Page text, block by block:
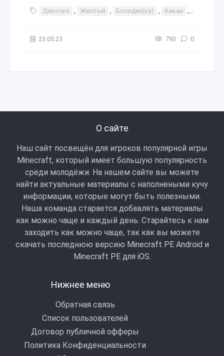
Девочка , Желтый , Блондин(ка) , Каваи ,
23.05.23 793 0
О сайте
Наш сайт посвещён для игроков популярной игры
Minecraft, который имеет большую популярность
среди молодёжи. На нашем сайте вы можете
найти актуальные материалы с наполнеными кучу
информации, которые могут быть полезными.
Наша команда старается добавлять материалы
как можно чаще и каждый день. Старайтесь к нам
заходить как можно чаще, так как вы можете
скачать последнюю версию Minecraft PE Android и
Minecraft РЕ для iOS.
Нижнее меню
Обратная связь
Список пользователей
Договор публичной офферы
Политика Конфиденциальности